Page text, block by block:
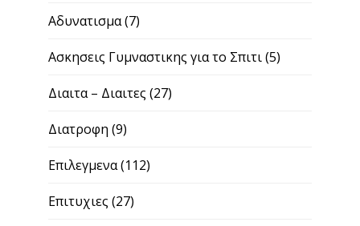
Αδυνατισμα(7)
Ασκησεις Γυμναστικης για το Σπιτι(5)
Διαιτα – Διαιτες (27)
Διατροφη (9)
Επιλεγμενα(112)
Επιτυχιες (27)